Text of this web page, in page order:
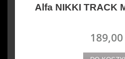
Alfa NIKKI TRACK
189,00